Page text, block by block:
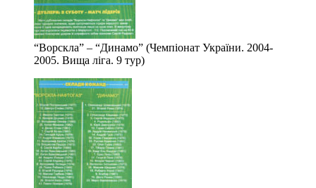
“Ворскла” – “Динамо” (Чемпіонат України. 2004-
2005. Вища ліга. 9 тур)